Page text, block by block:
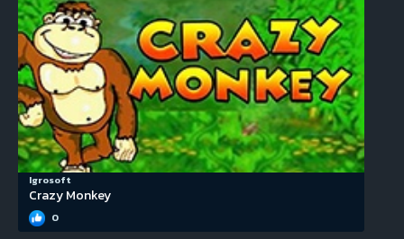
Igrosoft
Crazy Monkey
0